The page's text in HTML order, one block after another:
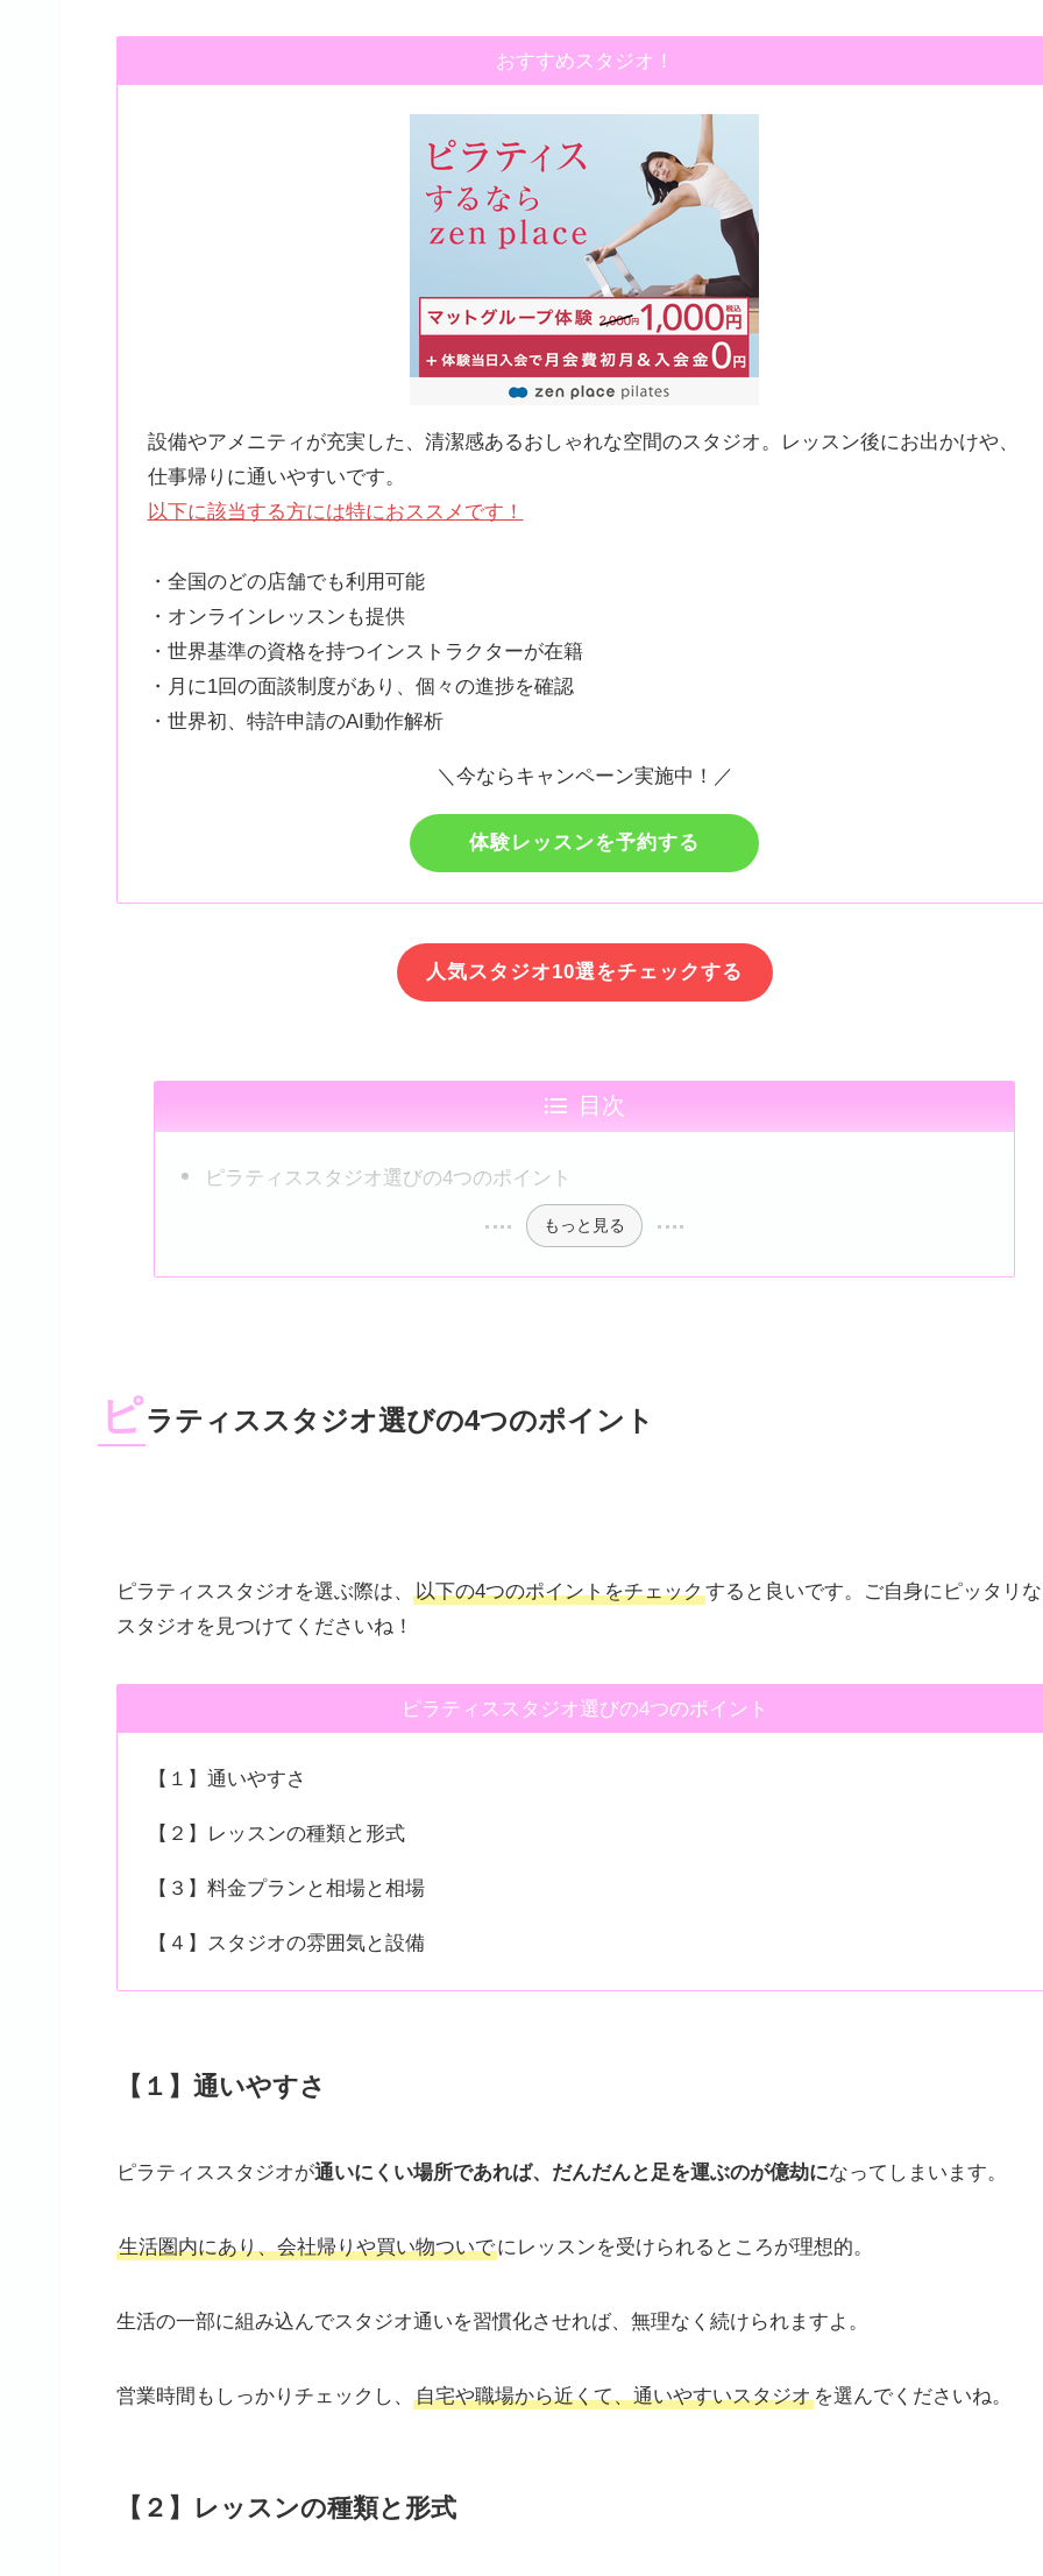
おすすめスタジオ！
設備やアメニティが充実した、清潔感あるおしゃれな空間のスタジオ。レッスン後にお出かけや、
仕事帰りに通いやすいです。
以下に該当する方には特におススメです！
・全国のどの店舗でも利用可能
・オンラインレッスンも提供
・世界基準の資格を持つインストラクターが在籍
・月に1回の面談制度があり、個々の進捗を確認
・世界初、特許申請のAI動作解析
＼今ならキャンペーン実施中！／
体験レッスンを予約する
人気スタジオ10選をチェックする
目次
ピラティススタジオ選びの4つのポイント
もっと見る
ピラティススタジオ選びの4つのポイント
ピラティススタジオを選ぶ際は、 以下の4つのポイントをチェックすると良いです。ご自身にピッタリな
スタジオを見つけてくださいね！
ピラティススタジオ選びの4つのポイント
【１】通いやすさ
【２】レッスンの種類と形式
【３】料金プランと相場と相場
【４】スタジオの雰囲気と設備
【１】通いやすさ
ピラティススタジオが通いにくい場所であれば、だんだんと足を運ぶのが億劫になってしまいます。
生活圏内にあり、会社帰りや買い物ついでにレッスンを受けられるところが理想的。
生活の一部に組み込んでスタジオ通いを習慣化させれば、無理なく続けられますよ。
営業時間もしっかりチェックし、 自宅や職場から近くて、通いやすいスタジオ を選んでくださいね。
【２】レッスンの種類と形式